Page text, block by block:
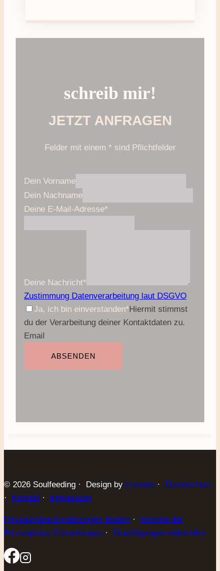
schreib mir!
JETZT ANFRAGEN
Felder mit einem * sind Pflichtfelder
Dein Vorname
Dein Nachname
Deine E-Mail-Adresse*
Deine Nachricht*
Zustimmung Datenverarbeitung laut DSGVO
Ja, ich bin einverstanden*Hiermit stimmst
du der Verarbeitung deiner Kontaktdaten zu.
Email
ABSENDEN
© 2026 Soulfeeding · Design by creedoo · Datenschutz
· Kontakt · Impressum
Privatsphäre-Einstellungen ändern · Historie der
Privatsphäre-Einstellungen · Einwilligungen widerrufen